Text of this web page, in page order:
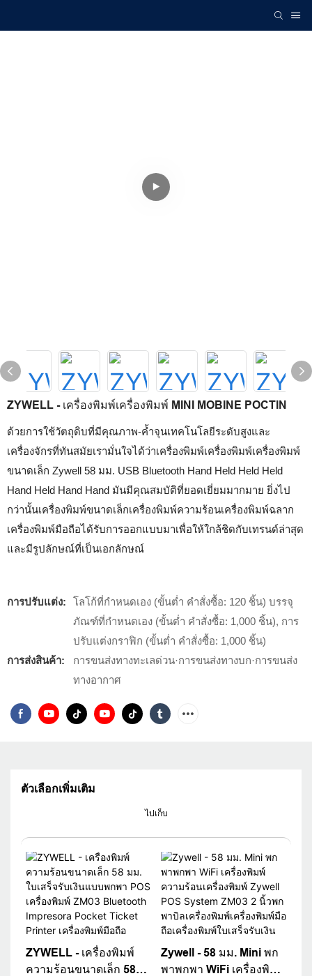
ZYWELL - เครื่องพิมพ์เครื่องพิมพ์ MINI MOBINE POCTIN
ด้วยการใช้วัตถุดิบที่มีคุณภาพ-ค้ำจุนเทคโนโลยีระดับสูงและ
เครื่องจักรที่ทันสมัยเรามั่นใจได้ว่าเครื่องพิมพ์เครื่องพิมพ์เครื่องพิมพ์
ขนาดเล็ก Zywell 58 มม. USB Bluetooth Hand Held Held Held
Hand Held Hand Hand มันมีคุณสมบัติที่ยอดเยี่ยมมากมาย ยิ่งไป
กว่านั้นเครื่องพิมพ์ขนาดเล็กเครื่องพิมพ์ความร้อนเครื่องพิมพ์ฉลาก
เครื่องพิมพ์มือถือได้รับการออกแบบมาเพื่อให้ใกล้ชิดกับเทรนด์ล่าสุด
และมีรูปลักษณ์ที่เป็นเอกลักษณ์
การปรับแต่ง:
โลโก้ที่กำหนดเอง (ขั้นต่ำ คำสั่งซื้อ: 120 ชิ้น) บรรจุ
ภัณฑ์ที่กำหนดเอง (ขั้นต่ำ คำสั่งซื้อ: 1,000 ชิ้น), การ
ปรับแต่งกราฟิก (ขั้นต่ำ คำสั่งซื้อ: 1,000 ชิ้น)
การส่งสินค้า:
การขนส่งทางทะเลด่วน·การขนส่งทางบก·การขนส่ง
ทางอากาศ
ตัวเลือกเพิ่มเติม
ไปเก็บ
ZYWELL - เครื่องพิมพ์
ความร้อนขนาดเล็ก 58
Zywell - 58 มม. Mini พก
พาพกพา WiFi เครื่องพิมพ์